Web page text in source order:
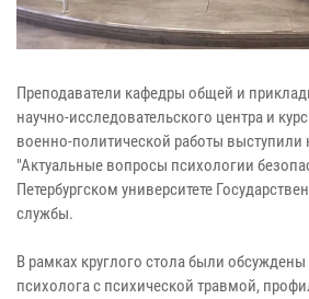
Преподаватели кафедры общей и
научно-исследовательского центра и
военно-политической работы выступили
"Актуальные вопросы психологии
Петербургском университете
службы.
В рамках круглого стола были
психолога с психической травмой,